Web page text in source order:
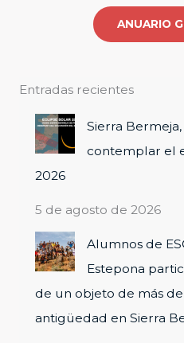
ANUARIO
Entradas recientes
Sierra
contemplar el
2026
5 de agosto de 2026
Alumnos de
Estepona
de un objeto de más
antigüedad en Sierra